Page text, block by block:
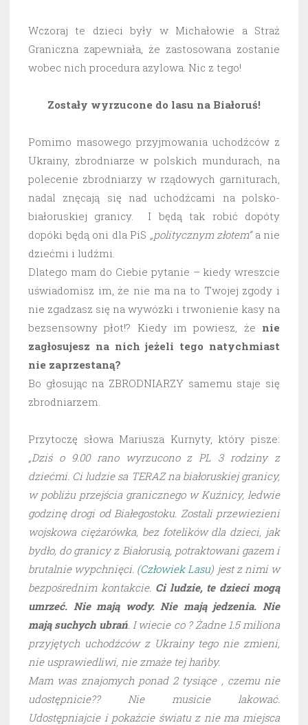
Wczoraj te dzieci były w Michałowie a Straż
Graniczna zapewniała, że zastosowana zostanie
wobec nich procedura azylowa. Nic z tego!
Zostały wyrzucone do lasu na Białoruś!
Pomimo masowego przyjmowania uchodźców z
Ukrainy, zbrodniarze w polskich mundurach, na
polecenie zbrodniarzy w rządowych garniturach,
nadal znęcają się nad uchodźcami na polsko-
białoruskiej granicy. I będą tak robić dopóty
dopóki będą oni dla PiS „politycznym złotem”a nie
dziećmi i ludźmi.
Dlatego mam do Ciebie pytanie – kiedy wreszcie
uświadomisz im, że nie ma na to Twojej zgody i
nie zgadzasz się na wywózki i trwonienie kasy na
bezsensowny płot!? Kiedy im powiesz, że nie
zagłosujesz na nich jeżeli tego natychmiast
nie zaprzestaną?
Bo głosując na ZBRODNIARZY samemu staje się
zbrodniarzem.
Przytoczę słowa Mariusza Kurnyty, który pisze:
„Dziś o 9.00 rano wyrzucono z PL 3 rodziny z
dziećmi. Ci ludzie sa TERAZ na białoruskiej granicy,
w pobliżu przejścia granicznego w Kuźnicy, ledwie
godzinę drogi od Białegostoku. Zostali przewiezieni
wojskowa ciężarówka, bez fotelików dla dzieci, jak
bydło, do granicy z Białorusią, potraktowani gazem i
brutalnie wypchnięci. (Człowiek Lasu) jest z nimi w
bezpośrednim kontakcie. Ci ludzie, te dzieci mogą
umrzeć. Nie mają wody. Nie mają jedzenia. Nie
mają suchych ubrań . I wiecie co ? Żadne 1.5 miliona
przyjętych uchodźców z Ukrainy tego nie zmieni,
nie usprawiedliwi, nie zmaże tej hańby.
Mam was znajomych ponad 2 tysiące , czemu nie
udostępnicie?? Nie musicie lakować.
Udostępniajcie i pokażcie światu z nie ma miejsca